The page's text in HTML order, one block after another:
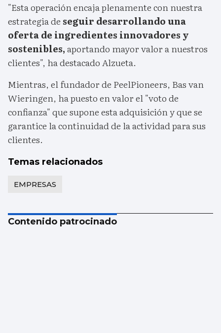
"Esta operación encaja plenamente con nuestra
estrategia de seguir desarrollando una
oferta de ingredientes innovadores y
sostenibles,aportando mayor valor a nuestros
clientes", ha destacado Alzueta.
Mientras, el fundador de PeelPioneers, Bas van
Wieringen, ha puesto en valor el "voto de
confianza" que supone esta adquisición y que se
garantice la continuidad de la actividad para sus
clientes.
Temas relacionados
EMPRESAS
Contenido patrocinado